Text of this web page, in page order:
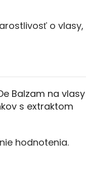
o vlasy,
Balzam na vlasy
s extraktom
hodnotenia.